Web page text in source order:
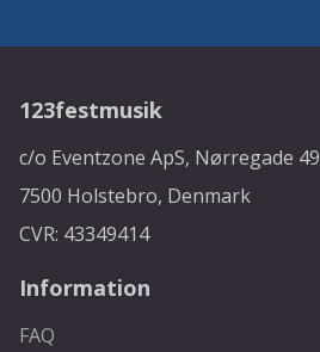
123festmusik
c/o Eventzone ApS, Nørregade 49
7500 Holstebro, Denmark
CVR: 43349414
Information
FAQ